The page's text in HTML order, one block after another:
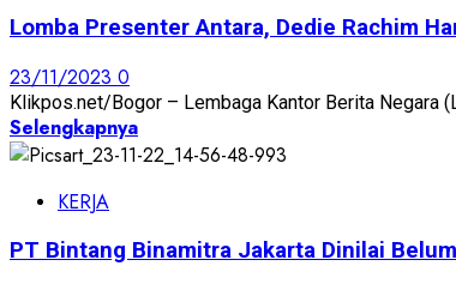
Lomba Presenter Antara, Dedie Rachim
23/11/2023 0
Klikpos.net/Bogor – Lembaga Kantor Berita Negara
Selengkapnya
KERJA
PT Bintang Binamitra Jakarta Dinilai